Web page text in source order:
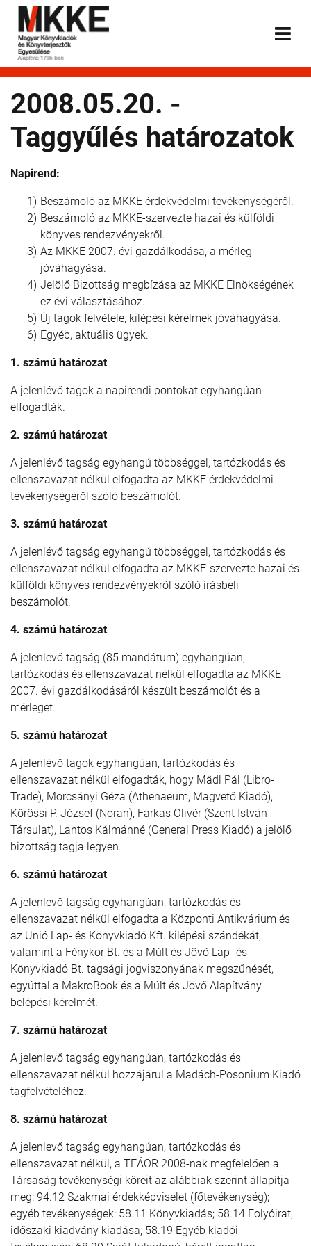
2008.05.20. -
Taggyűlés határozatok
Napirend:
Beszámoló az MKKE érdekvédelmi tevékenységéről.
Beszámoló az MKKE-szervezte hazai és külföldi
könyves rendezvényekről.
Az MKKE 2007. évi gazdálkodása, a mérleg
jóváhagyása.
Jelölő Bizottság megbízása az MKKE Elnökségének
ez évi választásához.
Új tagok felvétele, kilépési kérelmek jóváhagyása.
Egyéb, aktuális ügyek.
1. számú határozat
A jelenlévő tagok a napirendi pontokat egyhangúan
elfogadták.
2. számú határozat
A jelenlévő tagság egyhangú többséggel, tartózkodás és
ellenszavazat nélkül elfogadta az MKKE érdekvédelmi
tevékenységéről szóló beszámolót.
3. számú határozat
A jelenlévő tagság egyhangú többséggel, tartózkodás és
ellenszavazat nélkül elfogadta az MKKE-szervezte hazai és
külföldi könyves rendezvényekről szóló írásbeli
beszámolót.
4. számú határozat
A jelenlevő tagság (85 mandátum) egyhangúan,
tartózkodás és ellenszavazat nélkül elfogadta az MKKE
2007. évi gazdálkodásáról készült beszámolót és a
mérleget.
5. számú határozat
A jelenlévő tagok egyhangúan, tartózkodás és
ellenszavazat nélkül elfogadták, hogy Mädl Pál (Libro-
Trade), Morcsányi Géza (Athenaeum, Magvető Kiadó),
Kőrössi P. József (Noran), Farkas Olivér (Szent István
Társulat), Lantos Kálmánné (General Press Kiadó) a jelölő
bizottság tagja legyen.
6. számú határozat
A jelenlevő tagság egyhangúan, tartózkodás és
ellenszavazat nélkül elfogadta a Központi Antikvárium és
az Unió Lap- és Könyvkiadó Kft. kilépési szándékát,
valamint a Fénykor Bt. és a Múlt és Jövő Lap- és
Könyvkiadó Bt. tagsági jogviszonyának megszűnését,
egyúttal a MakroBook és a Múlt és Jövő Alapítvány
belépési kérelmét.
7. számú határozat
A jelenlevő tagság egyhangúan, tartózkodás és
ellenszavazat nélkül hozzájárul a Madách-Posonium Kiadó
tagfelvételéhez.
8. számú határozat
A jelenlevő tagság egyhangúan, tartózkodás és
ellenszavazat nélkül, a TEÁOR 2008-nak megfelelően a
Társaság tevékenységi köreit az alábbiak szerint állapítja
meg: 94.12 Szakmai érdekképviselet (főtevékenység);
egyéb tevékenységek: 58.11 Könyvkiadás; 58.14 Folyóirat,
időszaki kiadvány kiadása; 58.19 Egyéb kiadói